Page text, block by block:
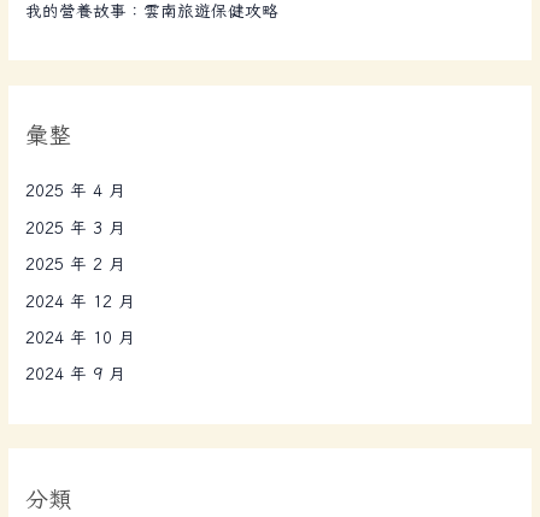
我的營養故事：雲南旅遊保健攻略
彙整
2025 年 4 月
2025 年 3 月
2025 年 2 月
2024 年 12 月
2024 年 10 月
2024 年 9 月
分類